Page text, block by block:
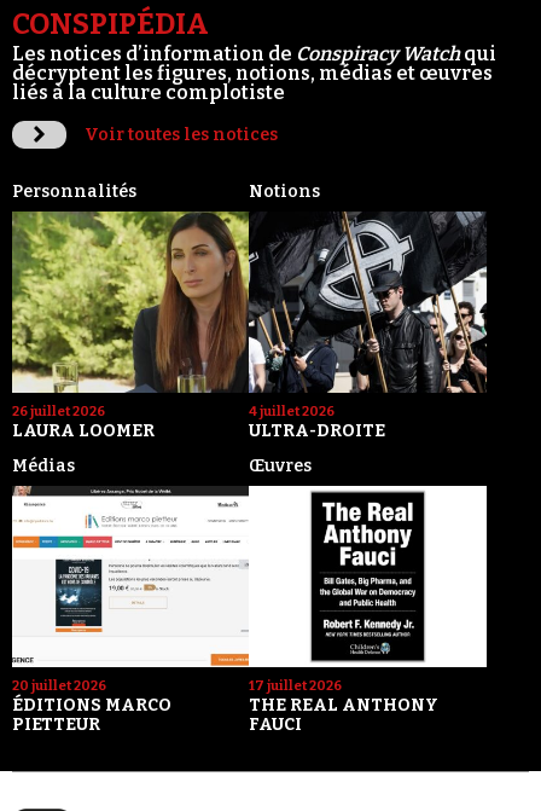
CONSPIPÉDIA
Les notices d’information de Conspiracy Watchqui
décryptent les figures, notions, médias et œuvres
liés à la culture complotiste
Voir toutes les notices
Personnalités
26 juillet 2026
LAURA LOOMER
Notions
4 juillet 2026
ULTRA-DROITE
Médias
20 juillet 2026
ÉDITIONS MARCO
PIETTEUR
Œuvres
17 juillet 2026
THE REAL ANTHONY
FAUCI